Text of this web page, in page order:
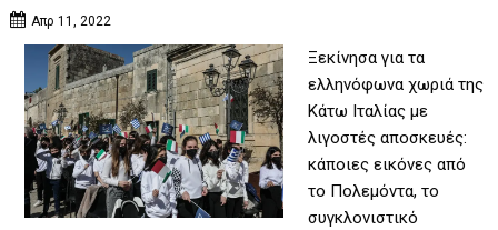
Απρ 11, 2022
Ξεκίνησα για τα
ελληνόφωνα χωριά της
Κάτω Ιταλίας με
λιγοστές αποσκευές:
κάποιες εικόνες από
το Πολεμόντα, το
συγκλονιστικό